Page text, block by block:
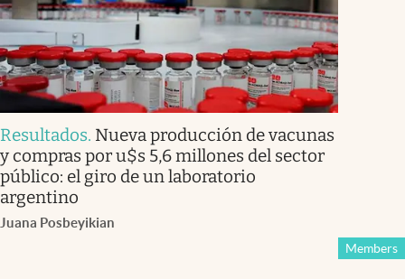
Resultados. Nueva producción de vacunas
y compras por u$s 5,6 millones del sector
público: el giro de un laboratorio
argentino
Juana Posbeyikian
Members